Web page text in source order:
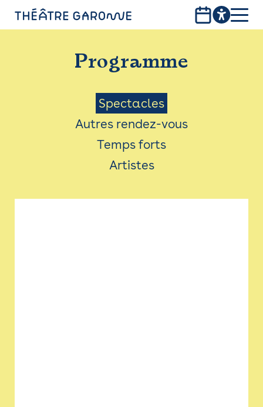
PROGRAMME
INFOS PRATIQUES
AVEC LES PUBLICS
ACCESSIBILITÉ
LES PRODUCTIONS
Programme
Menu
Saison
Spectacles
Autres rendez-vous
Temps forts
Artistes